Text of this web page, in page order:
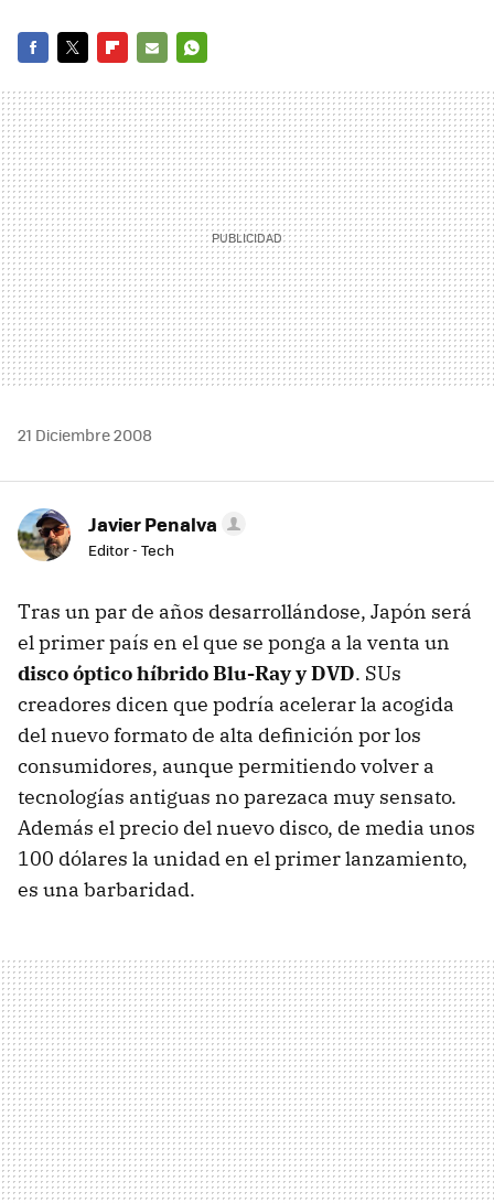
MAIL
21 Diciembre 2008
Javier Penalva
Editor - Tech
Tras un par de años desarrollándose, Japón será
el primer país en el que se ponga a la venta un
disco óptico híbrido Blu-Ray y DVD. SUs
creadores dicen que podría acelerar la acogida
del nuevo formato de alta definición por los
consumidores, aunque permitiendo volver a
tecnologías antiguas no parezaca muy sensato.
Además el precio del nuevo disco, de media unos
100 dólares la unidad en el primer lanzamiento,
es una barbaridad.